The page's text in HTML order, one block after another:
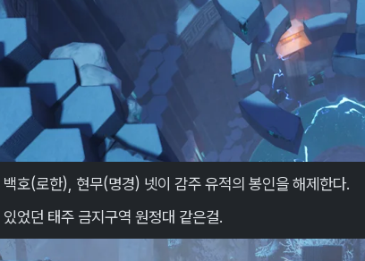
호(로한), 현무(명경) 넷이 감주 유적의 봉인을 해제한다.
었던 태주 금지구역 원정대 같은걸.